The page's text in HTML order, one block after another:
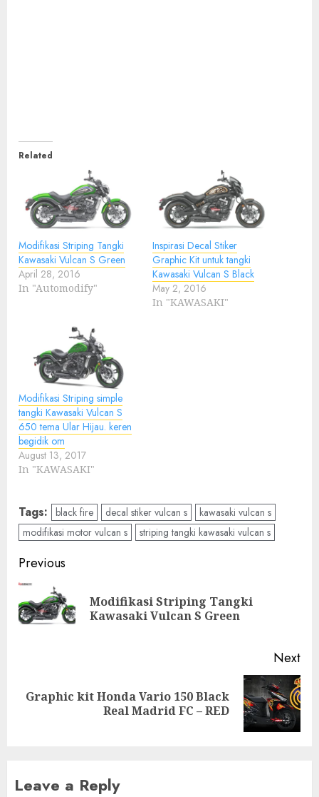
Related
Modifikasi Striping Tangki
Kawasaki Vulcan S Green
April 28, 2016
In "Automodify"
Inspirasi Decal Stiker
Graphic Kit untuk tangki
Kawasaki Vulcan S Black
May 2, 2016
In "KAWASAKI"
Modifikasi Striping simple
tangki Kawasaki Vulcan S
650 tema Ular Hijau. keren
begidik om
August 13, 2017
In "KAWASAKI"
Tags: black fire decal stiker vulcan s
kawasaki vulcan s
modifikasi motor vulcan s
striping tangki kawasaki vulcan s
Post
navigation
Previous
Modifikasi Striping Tangki
Kawasaki Vulcan S Green
Next
Next
Graphic kit Honda Vario 150 Black
Real Madrid FC – RED
Leave a Reply